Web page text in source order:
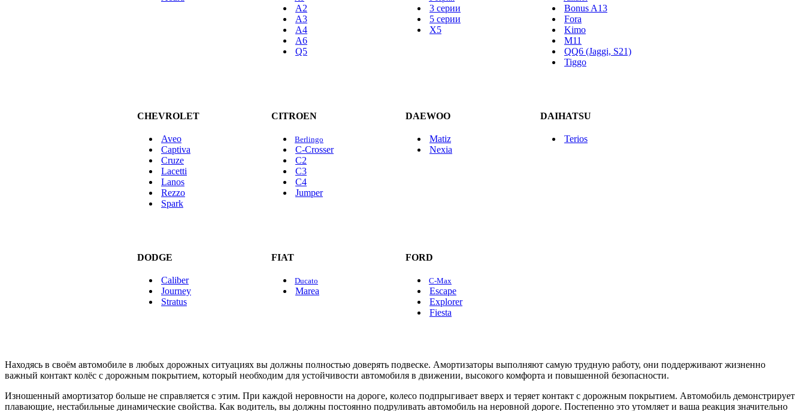
A2
A3
A4
A6
Q5
3 серии
5 серии
X5
Bonus A13
Fora
Kimo
M11
QQ6 (Jaggi, S21)
Tiggo
CHEVROLET CITROEN DAEWOO DAIHATSU
Aveo
Captiva
Cruze
Lacetti
Lanos
Rezzo
Spark
Berlingo
C-Crosser
C2
C3
C4
Jumper
Matiz
Nexia
Terios
DODGE FIAT FORD
Caliber
Journey
Stratus
Ducato
Marea
C-Max
Escape
Explorer
Fiesta
Находясь в своём автомобиле в любых дорожных ситуациях вы должны полностью доверять подвеске. Амортизаторы выполняют самую трудную работу, они поддерживают жизненно
важный контакт колёс с дорожным покрытием, который необходим для устойчивости автомобиля в движении, высокого комфорта и повышенной безопасности.
Изношенный амортизатор больше не справляется с этим. При каждой неровности на дороге, колесо подпрыгивает вверх и теряет контакт с дорожным покрытием. Автомобиль демонстрирует
плавающие, нестабильные динамические свойства. Как водитель, вы должны постоянно подруливать автомобиль на неровной дороге. Постепенно это утомляет и ваша реакция значительно